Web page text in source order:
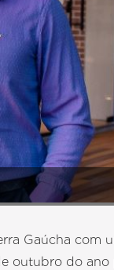
Gaúcha com
outubro do ano